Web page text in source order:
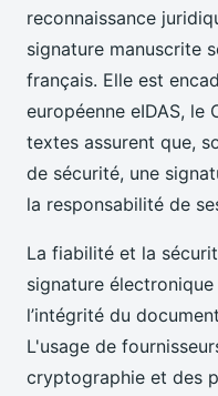
reconnaissance
signature manuscrite
français. Elle est
européenne eIDAS, le
textes assurent que,
de sécurité, une
la responsabilité de
La fiabilité et la
signature
l’intégrité du
L'usage de
cryptographie et des